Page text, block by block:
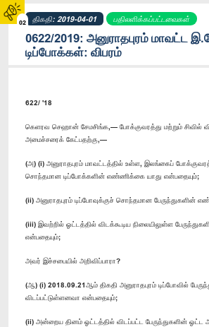
02 திகதி: 2019-04-01 பதிலளிக்கப்பட்டவைகள்
0622/2019: அனுராதபுரம் மாவட்ட
டிப்போக்கள்: விபரம்
622/ '18
கெளரவ செஹான் சேமசிங்க,— போக்குவரத்து மற்றும் சிவில்
அமைச்சரைக் கேட்பதற்கு,—
(அ) (i) அனுராதபுரம் மாவட்டத்தில் உள்ள, இலங்கைப்
சொந்தமான டிப்போக்களின் எண்ணிக்கை யாது என்பதையும்;
(ii) அனுராதபுரம் டிப்போவுக்குச் சொந்தமான பேருந்துகளின்
(iii) இவற்றில் ஓட்டத்தில் விடக்கூடிய நிலையிலுள்ள
என்பதையும்;
அவர் இச்சபையில் அறிவிப்பாரா?
(ஆ) (i) 2018.09.21ஆம் திகதி அனுராதபுரம் டிப்போவில்
விடப்பட்டுள்ளனவா என்பதையும்;
(ii) அன்றைய தினம் ஓட்டத்தில் விடப்பட்ட பேருந்துகளின்